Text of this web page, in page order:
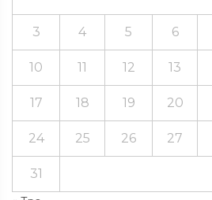
3 4 5 6
10 11 12 13
17 18 19 20
24 25 26 27
31